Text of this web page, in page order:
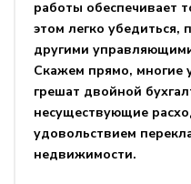
работы обеспечивает
этом легко убедиться,
другими
Скажем прямо, многие
грешат двойной
несуществующие
удовольствием
недвижимости.